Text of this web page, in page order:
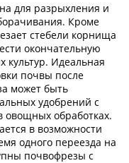
для разрыхления и
Кроме
стебели корнища
окончательную
культур. Идеальная
почвы после
может быть
удобрений с
овощных обработках.
в возможности
одного переезда на
почвофрезы с